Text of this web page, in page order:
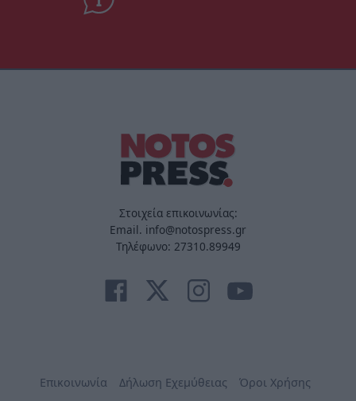
Στοιχεία επικοινωνίας:
Email. info@notospress.gr
Τηλέφωνο: 27310.89949
Επικοινωνία Δήλωση Εχεμύθειας Όροι Χρήσης